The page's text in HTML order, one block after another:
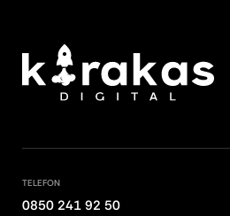
TELEFON
0850 241 92 50